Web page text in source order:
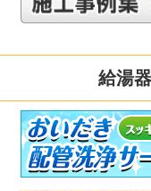
給湯